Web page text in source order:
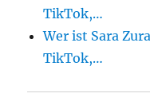
TikTok,…
Wer ist Sara
TikTok,…